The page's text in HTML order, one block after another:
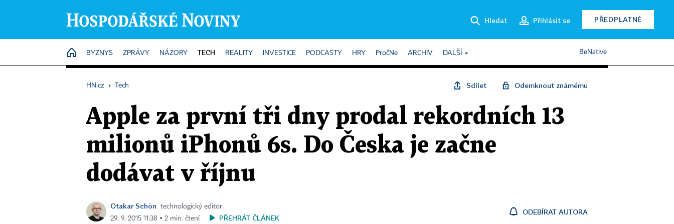
Hledat Přihlásit se PŘEDPLATNÉ
HOME
BYZNYS ZPRÁVY NÁZORY TECH REALITY INVESTICE PODCASTY HRY PročNe ARCHIV DALŠÍ BeNative
HN.cz › Tech Sdílet Odemknout známému
Apple za první tři dny prodal rekordních 13
milionů iPhonů 6s. Do Česka je začne
dodávat v říjnu
Otakar Schön
technologický editor
29. 9. 2015 11:38 ▪ 2 min. čtení
PŘEHRÁT ČLÁNEK
ODEBÍRAT AUTORA